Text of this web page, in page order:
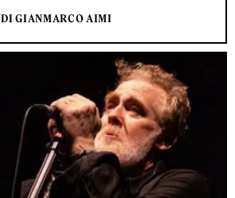
DI GIANMARCO AIMI